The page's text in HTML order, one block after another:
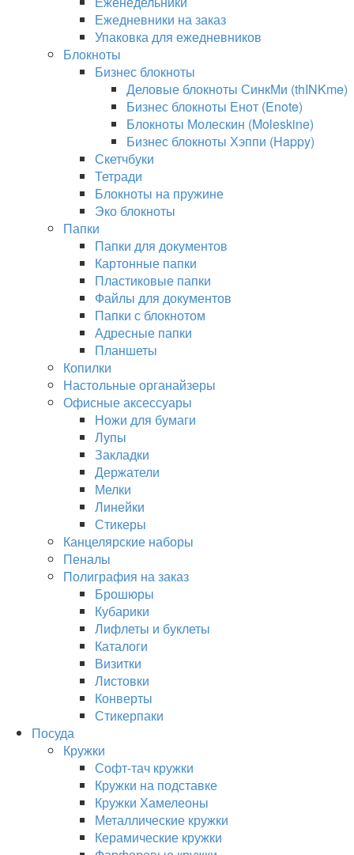
Ежедневники на заказ
Упаковка для ежедневников
Блокноты
Бизнес блокноты
Деловые блокноты СинкМи (thINKme)
Бизнес блокноты Енот (Enote)
Блокноты Молескин (Moleskine)
Бизнес блокноты Хэппи (Happy)
Скетчбуки
Тетради
Блокноты на пружине
Эко блокноты
Папки
Папки для документов
Картонные папки
Пластиковые папки
Файлы для документов
Папки с блокнотом
Адресные папки
Планшеты
Копилки
Настольные органайзеры
Офисные аксессуары
Ножи для бумаги
Лупы
Закладки
Держатели
Мелки
Линейки
Стикеры
Канцелярские наборы
Пеналы
Полиграфия на заказ
Брошюры
Кубарики
Лифлеты и буклеты
Каталоги
Визитки
Листовки
Конверты
Стикерпаки
Посуда
Кружки
Софт-тач кружки
Кружки на подставке
Кружки Хамелеоны
Металлические кружки
Керамические кружки